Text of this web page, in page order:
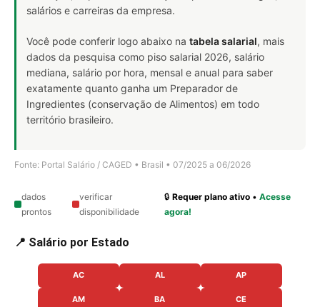
salários e carreiras da empresa.
Você pode conferir logo abaixo na tabela salarial, mais
dados da pesquisa como piso salarial 2026, salário
mediana, salário por hora, mensal e anual para saber
exatamente quanto ganha um Preparador de
Ingredientes (conservação de Alimentos) em todo
território brasileiro.
Fonte: Portal Salário / CAGED • Brasil • 07/2025 a 06/2026
dados
prontos
verificar
disponibilidade
🔒Requer plano ativo •Acesse
agora!
📍 Salário por Estado
AC AL AP
AM BA CE